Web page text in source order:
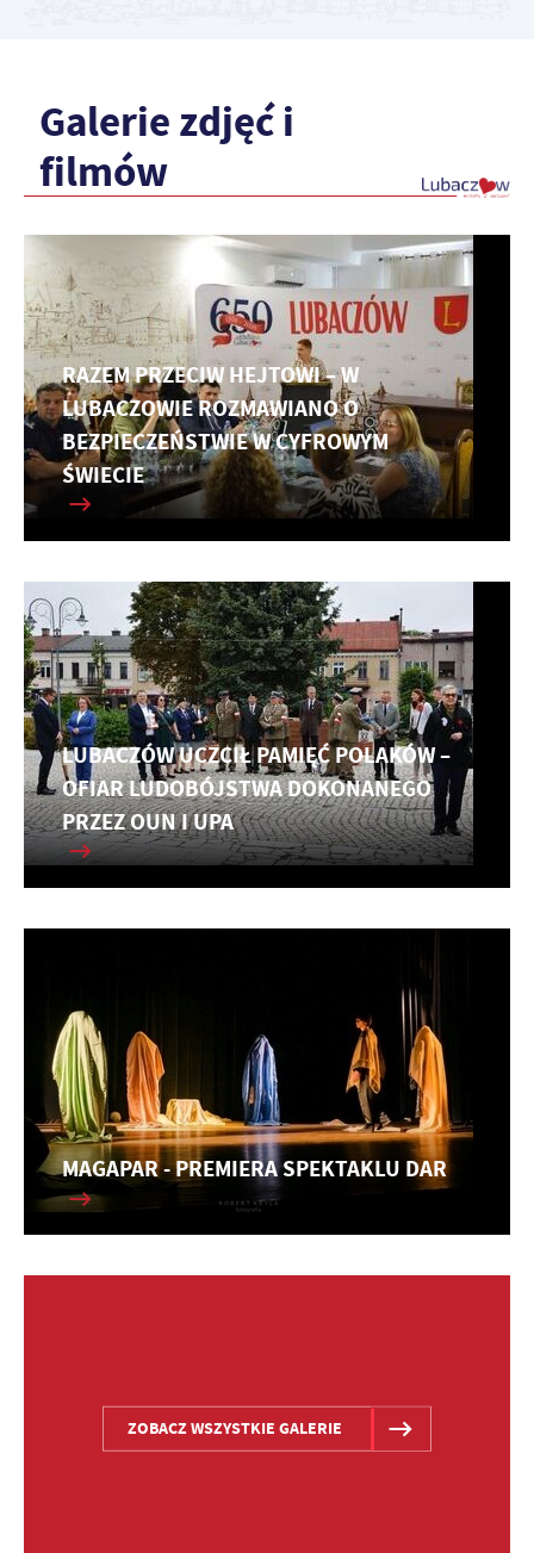
Galerie zdjęć i
filmów
RAZEM PRZECIW HEJTOWI – W
LUBACZOWIE ROZMAWIANO O
BEZPIECZEŃSTWIE W CYFROWYM
ŚWIECIE
LUBACZÓW UCZCIŁ PAMIĘĆ POLAKÓW –
OFIAR LUDOBÓJSTWA DOKONANEGO
PRZEZ OUN I UPA
MAGAPAR - PREMIERA SPEKTAKLU DAR
ZOBACZ WSZYSTKIE GALERIE